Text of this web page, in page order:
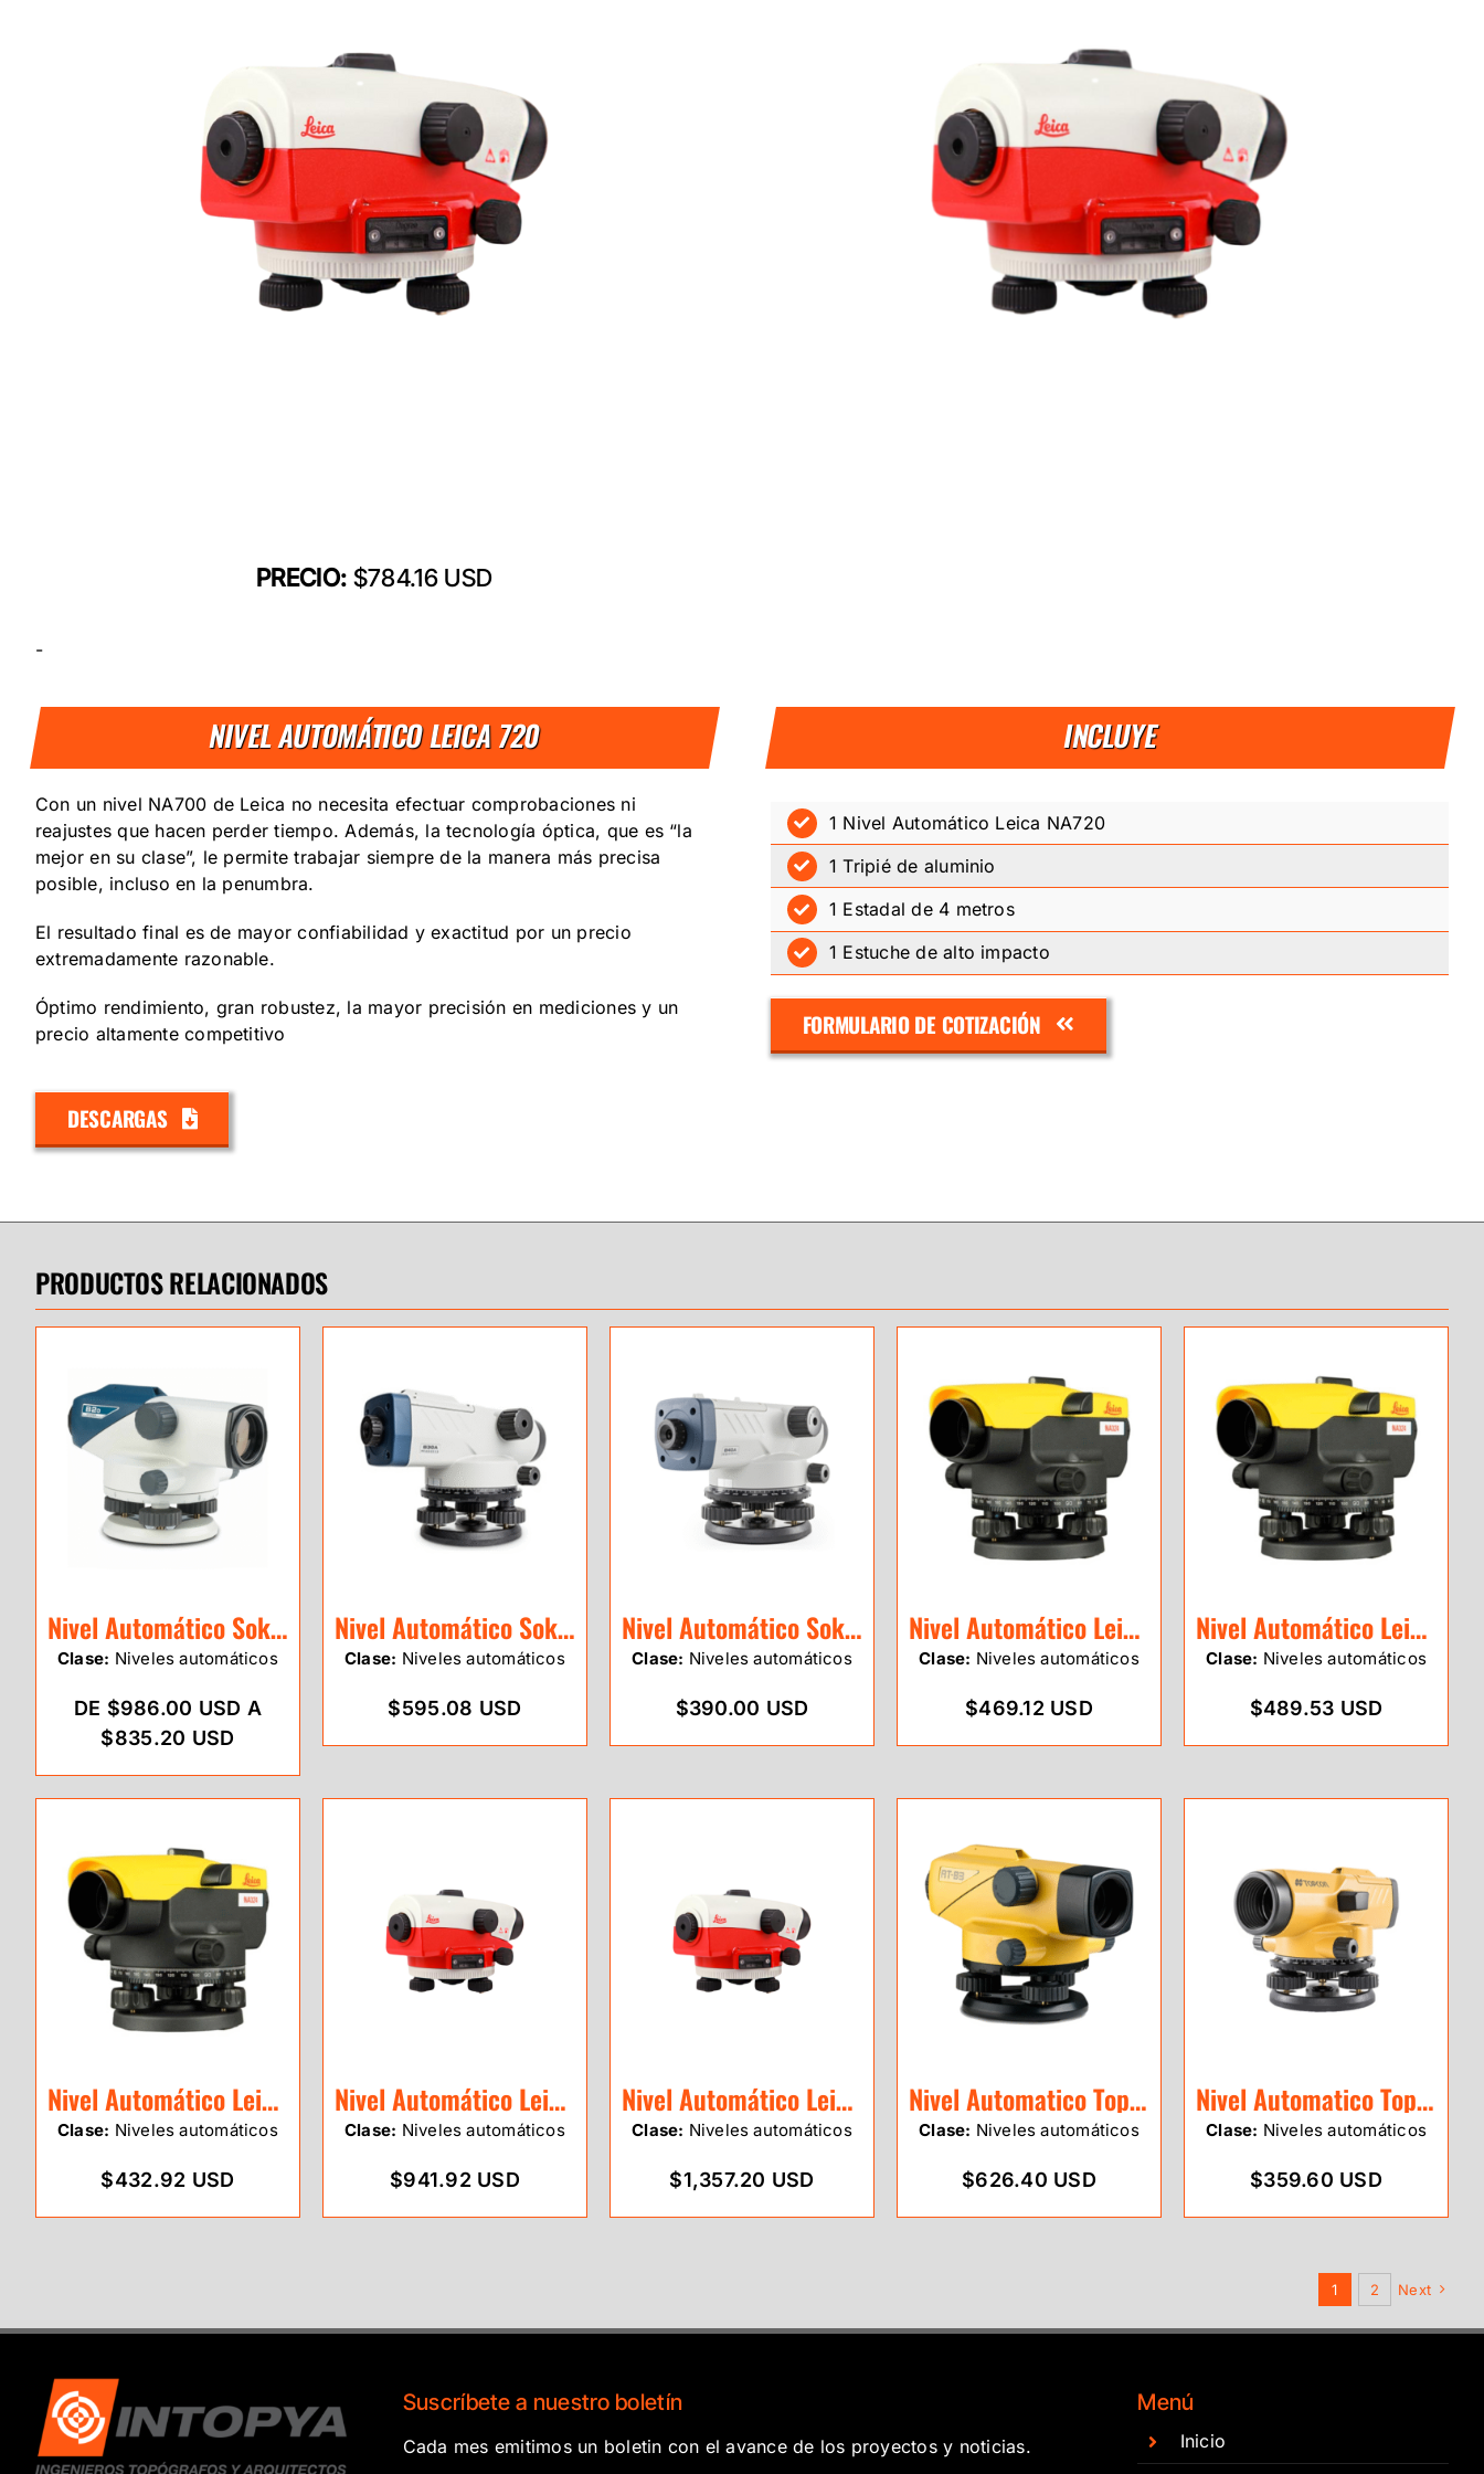
PRECIO: $784.16 USD
-
NIVEL AUTOMÁTICO LEICA 720 INCLUYE
Con un nivel NA700 de Leica no necesita efectuar comprobaciones ni
reajustes que hacen perder tiempo. Además, la tecnología óptica, que es “la
mejor en su clase”, le permite trabajar siempre de la manera más precisa
posible, incluso en la penumbra.
El resultado final es de mayor confiabilidad y exactitud por un precio
extremadamente razonable.
Óptimo rendimiento, gran robustez, la mayor precisión en mediciones y un
precio altamente competitivo
1 Nivel Automático Leica NA720
1 Tripié de aluminio
1 Estadal de 4 metros
1 Estuche de alto impacto
FORMULARIO DE COTIZACIÓN
DESCARGAS
PRODUCTOS RELACIONADOS
Nivel Automático Sokkia B20 32X
Clase: Niveles automáticos
DE $986.00 USD A
$835.20 USD
Nivel Automático Sokkia B30A 28X
Clase: Niveles automáticos
$595.08 USD
Nivel Automático Sokkia B40A 24X
Clase: Niveles automáticos
$390.00 USD
Nivel Automático Leica NA320
Clase: Niveles automáticos
$469.12 USD
Nivel Automático Leica NA324
Clase: Niveles automáticos
$489.53 USD
Nivel Automático Leica NA332
Clase: Niveles automáticos
$432.92 USD
Nivel Automático Leica NA724
Clase: Niveles automáticos
$941.92 USD
Nivel Automático Leica NA730 PLUS 30X
Clase: Niveles automáticos
$1,357.20 USD
Nivel Automatico Topcon ATB3
Clase: Niveles automáticos
$626.40 USD
Nivel Automatico Topcon ATB4A
Clase: Niveles automáticos
$359.60 USD
1 2 Next
Suscríbete a nuestro boletín
Cada mes emitimos un boletin con el avance de los proyectos y noticias.
Menú
Inicio